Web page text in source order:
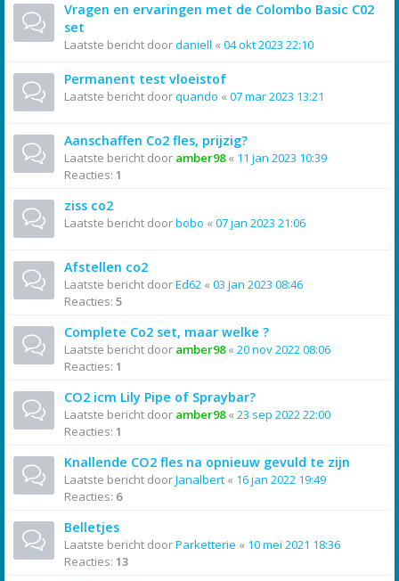
Vragen en ervaringen met de Colombo Basic C02
set
Laatste bericht doordaniell « 04 okt 2023 22:10
Permanent test vloeistof
Laatste bericht doorquando « 07 mar 2023 13:21
Aanschaffen Co2 fles, prijzig?
Laatste bericht door amber98« 11 jan 2023 10:39
Reacties: 1
ziss co2
Laatste bericht doorbobo « 07 jan 2023 21:06
Afstellen co2
Laatste bericht doorEd62 « 03 jan 2023 08:46
Reacties: 5
Complete Co2 set, maar welke ?
Laatste bericht door amber98« 20 nov 2022 08:06
Reacties: 1
CO2 icm Lily Pipe of Spraybar?
Laatste bericht door amber98« 23 sep 2022 22:00
Reacties: 1
Knallende CO2 fles na opnieuw gevuld te zijn
Laatste bericht doorJanalbert « 16 jan 2022 19:49
Reacties: 6
Belletjes
Laatste bericht doorParketterie « 10 mei 2021 18:36
Reacties: 13